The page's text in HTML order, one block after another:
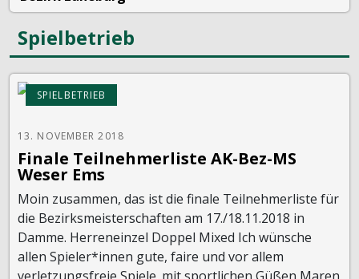
Spielbetrieb
SPIELBETRIEB
13. NOVEMBER 2018
Finale Teilnehmerliste AK-Bez-MS
Weser Ems
Moin zusammen, das ist die finale Teilnehmerliste für
die Bezirksmeisterschaften am 17./18.11.2018 in
Damme. Herreneinzel Doppel Mixed Ich wünsche
allen Spieler*innen gute, faire und vor allem